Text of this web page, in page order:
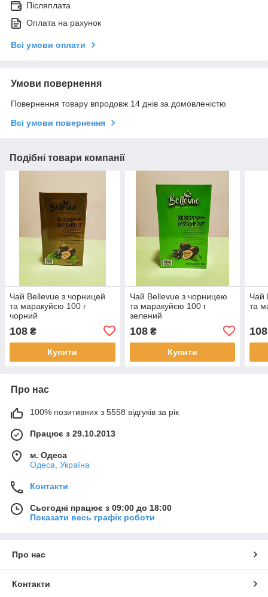
Післяплата
Оплата на рахунок
Всі умови оплати
Умови повернення
Повернення товару впродовж 14 днів за домовленістю
Всі умови повернення
Подібні товари компанії
Чай Bellevue з чорницей
та маракуйєю 100 г
чорний
108 ₴
Купити
Чай Bellevue з чорницею
та маракуйєю 100 г
зелений
108₴
Купити
Чай
та
108
Про нас
100% позитивних з 5558 відгуків за рік
Працює з 29.10.2013
м. Одеса
Одеса, Україна
Контакти
Сьогодні працює з 09:00 до 18:00
Показати весь графік роботи
Про нас
Контакти